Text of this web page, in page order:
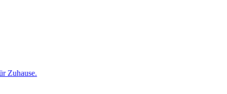
Zuhause.